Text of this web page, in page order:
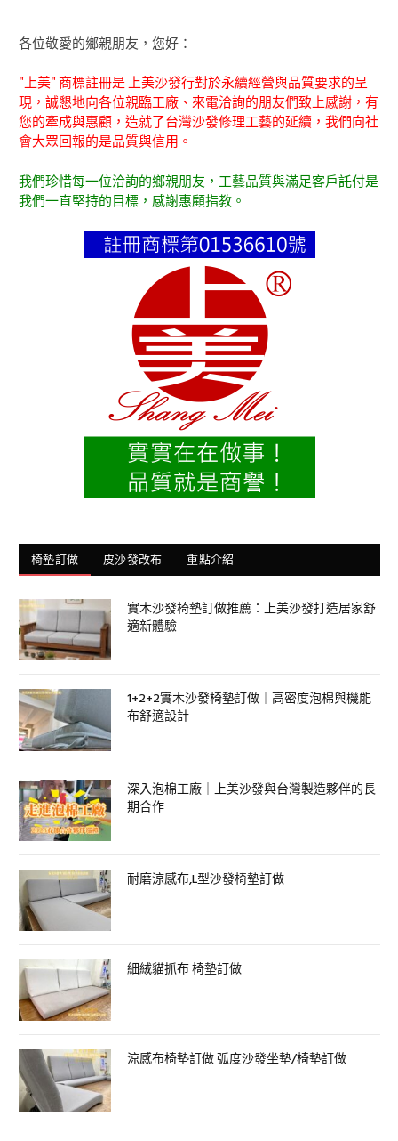
各位敬愛的鄉親朋友，您好：
"上美" 商標註冊是 上美沙發行對於永續經營與品質要求的呈
現，誠懇地向各位親臨工廠、來電洽詢的朋友們致上感謝，有
您的牽成與惠顧，造就了台灣沙發修理工藝的延續，我們向社
會大眾回報的是品質與信用。
我們珍惜每一位洽詢的鄉親朋友，工藝品質與滿足客戶託付是
我們一直堅持的目標，感謝惠顧指教。
椅墊訂做 皮沙發改布 重點介紹
實木沙發椅墊訂做推薦：上美沙發打造居家舒
適新體驗
1+2+2實木沙發椅墊訂做｜高密度泡棉與機能
布舒適設計
深入泡棉工廠｜上美沙發與台灣製造夥伴的長
期合作
耐磨涼感布,L型沙發椅墊訂做
細絨貓抓布 椅墊訂做
涼感布椅墊訂做 弧度沙發坐墊/椅墊訂做